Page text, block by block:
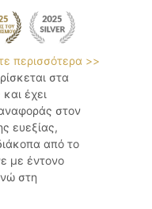
περισσότερα >>
στα
έχει
στον
ευεξίας,
από το
με έντονο
στη